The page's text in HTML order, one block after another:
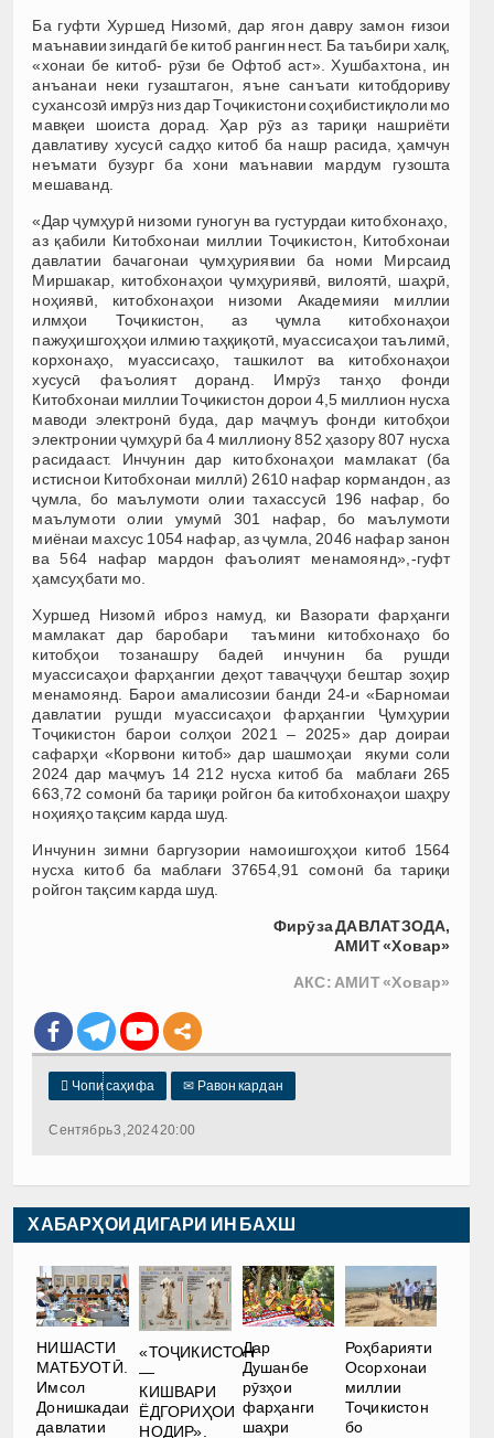
Ба гуфти Хуршед Низомӣ, дар ягон давру замон ғизои
маънавии зиндагӣ бе китоб рангин нест. Ба таъбири халқ,
«хонаи бе китоб- рӯзи бе Офтоб аст». Хушбахтона, ин
анъанаи неки гузаштагон, яъне санъати китобдориву
сухансозӣ имрӯз низ дар Тоҷикистони соҳибистиқлоли мо
мавқеи шоиста дорад. Ҳар рӯз аз тариқи нашриёти
давлативу хусусӣ садҳо китоб ба нашр расида, ҳамчун
неъмати бузург ба хони маънавии мардум гузошта
мешаванд.
«Дар ҷумҳурӣ низоми гуногун ва густурдаи китобхонаҳо,
аз қабили Китобхонаи миллии Тоҷикистон, Китобхонаи
давлатии бачагонаи ҷумҳуриявии ба номи Мирсаид
Миршакар, китобхонаҳои ҷумҳуриявӣ, вилоятӣ, шаҳрӣ,
ноҳиявӣ, китобхонаҳои низоми Академияи миллии
илмҳои Тоҷикистон, аз ҷумла китобхонаҳои
пажуҳишгоҳҳои илмию таҳқиқотӣ, муассисаҳои таълимӣ,
корхонаҳо, муассисаҳо, ташкилот ва китобхонаҳои
хусусӣ фаъолият доранд. Имрӯз танҳо фонди
Китобхонаи миллии Тоҷикистон дорои 4,5 миллион нусха
маводи электронӣ буда, дар маҷмуъ фонди китобҳои
электронии ҷумҳурӣ ба 4 миллиону 852 ҳазору 807 нусха
расидааст. Инчунин дар китобхонаҳои мамлакат (ба
истиснои Китобхонаи миллӣ) 2610 нафар кормандон, аз
ҷумла, бо маълумоти олии тахассусӣ 196 нафар, бо
маълумоти олии умумӣ 301 нафар, бо маълумоти
миёнаи махсус 1054 нафар, аз ҷумла, 2046 нафар занон
ва 564 нафар мардон фаъолият менамоянд»,-гуфт
ҳамсуҳбати мо.
Хуршед Низомӣ иброз намуд, ки Вазорати фарҳанги
мамлакат дар баробари таъмини китобхонаҳо бо
китобҳои тозанашру бадеӣ инчунин ба рушди
муассисаҳои фарҳангии деҳот таваҷҷуҳи бештар зоҳир
менамоянд. Барои амалисозии банди 24-и «Барномаи
давлатии рушди муассисаҳои фарҳангии Ҷумҳурии
Тоҷикистон барои солҳои 2021 – 2025» дар доираи
сафарҳи «Корвони китоб» дар шашмоҳаи якуми соли
2024 дар маҷмуъ 14 212 нусха китоб ба маблағи 265
663,72 сомонӣ ба тариқи ройгон ба китобхонаҳои шаҳру
ноҳияҳо тақсим карда шуд.
Инчунин зимни баргузории намоишгоҳҳои китоб 1564
нусха китоб ба маблағи 37654,91 сомонӣ ба тариқи
ройгон тақсим карда шуд.
Фирӯза ДАВЛАТЗОДА,
АМИТ «Ховар»
АКС: АМИТ «Ховар»
 Чопи саҳифа ✉ Равон кардан
Сентябрь 3, 2024 20:00
ХАБАРҲОИ ДИГАРИ ИН БАХШ
НИШАСТИ
МАТБУОТӢ.
Имсол
Донишкадаи
давлатии
«ТОҶИКИСТОН
—
КИШВАРИ
ЁДГОРИҲОИ
НОДИР».
Дар
Душанбе
рӯзҳои
фарҳанги
шаҳри
Роҳбарияти
Осорхонаи
миллии
Тоҷикистон
бо